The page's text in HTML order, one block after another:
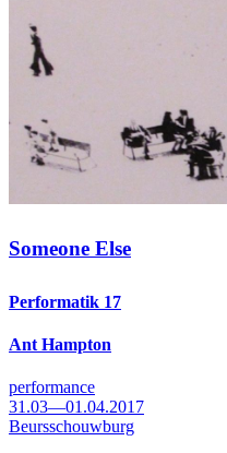
Someone Else
Performatik 17
Ant Hampton
performance
31.03—01.04.2017
Beursschouwburg